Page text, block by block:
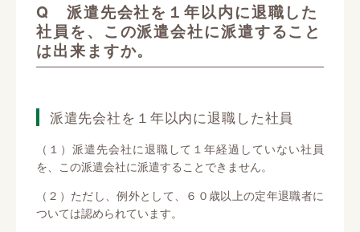
Q 派遣先会社を１年以内に退職した
社員を、この派遣会社に派遣すること
は出来ますか。
派遣先会社を１年以内に退職した社員
（１）派遣先会社に退職して１年経過していない社員
を、この派遣会社に派遣することできません。
（２）ただし、例外として、６０歳以上の定年退職者に
ついては認められています。